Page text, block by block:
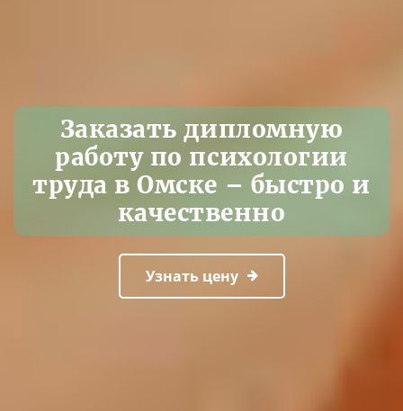
Заказать дипломную
работу по психологии
труда в Омске – быстро и
качественно
Узнать цену